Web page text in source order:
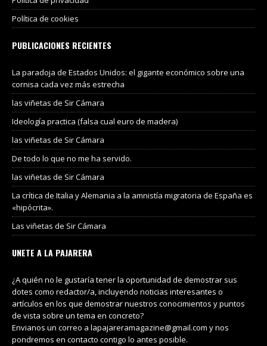
Política de cookies
PUBLICACIONES RECIENTES
La paradoja de Estados Unidos: el gigante económico sobre una
cornisa cada vez más estrecha
las viñetas de Sir Cámara
Ideología practica (falsa cual euro de madera)
las viñetas de Sir Cámara
De todo lo que no me ha servido.
las viñetas de Sir Cámara
La crítica de Italia y Alemania a la amnistía migratoria de España es
«hipócrita».
Las viñetas de Sir Cámara
UNETE A LA PAJARERA
¿A quién no le gustaría tener la oportunidad de demostrar sus
dotes como redactor/a, incluyendo noticias interesantes o
artículos en los que demostrar nuestros conocimientos y puntos
de vista sobre un tema en concreto?
Envianos un correo a lapajareramagazine@gmail.com y nos
pondremos en contacto contigo lo antes posible.